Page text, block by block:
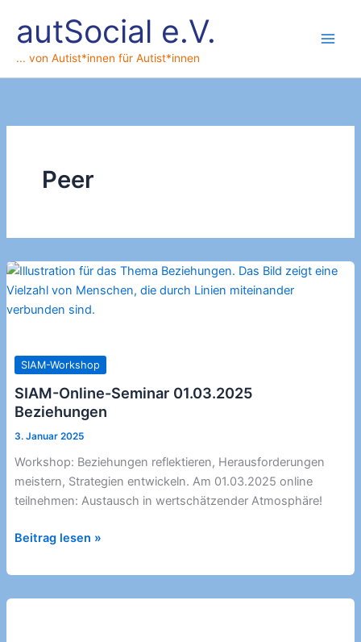
Inhalt
springen
autSocial e.V.
... von Autist*innen für Autist*innen
Peer
SIAM-Workshop
SIAM-Online-Seminar 01.03.2025
Beziehungen
3. Januar 2025
Workshop: Beziehungen reflektieren, Herausforderungen
meistern, Strategien entwickeln. Am 01.03.2025 online
teilnehmen: Austausch in wertschätzender Atmosphäre!
SIAM-
Seminar
01.03.2025
Beitrag lesen »